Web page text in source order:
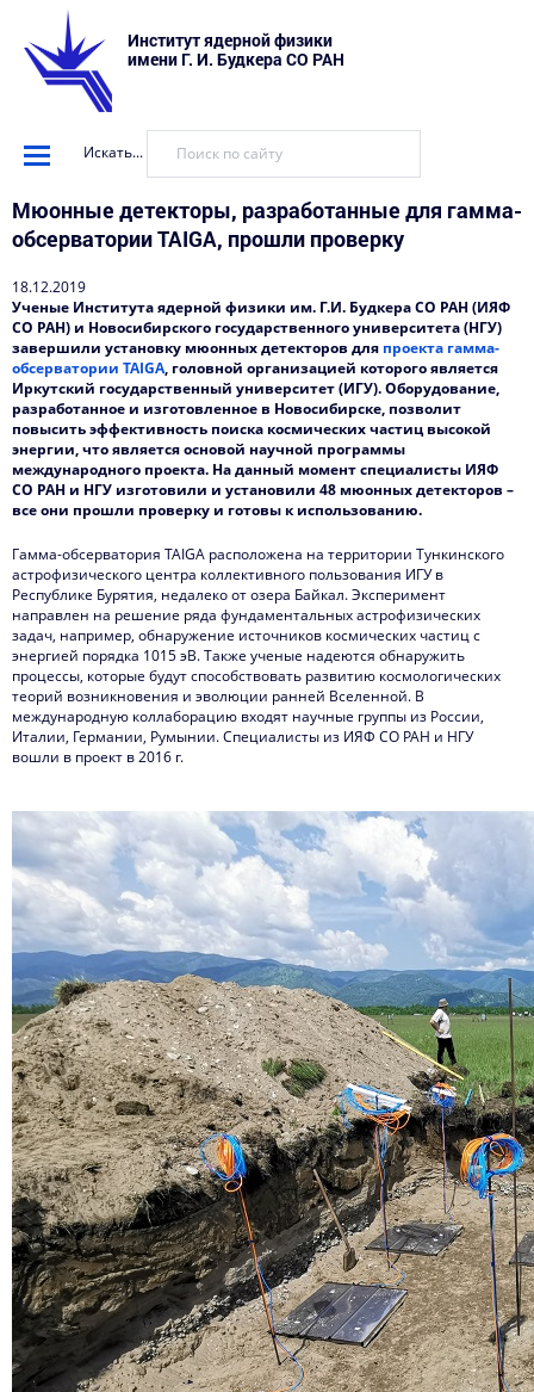
Институт ядерной физики
имени Г. И. Будкера СО РАН
Искать...
Мюонные детекторы, разработанные для гамма-
обсерватории TAIGA, прошли проверку
18.12.2019
Ученые Института ядерной физики им. Г.И. Будкера СО РАН (ИЯФ
СО РАН) и Новосибирского государственного университета (НГУ)
завершили установку мюонных детекторов для проекта гамма-
обсерватории TAIGA, головной организацией которого является
Иркутский государственный университет (ИГУ). Оборудование,
разработанное и изготовленное в Новосибирске, позволит
повысить эффективность поиска космических частиц высокой
энергии, что является основой научной программы
международного проекта. На данный момент специалисты ИЯФ
СО РАН и НГУ изготовили и установили 48 мюонных детекторов –
все они прошли проверку и готовы к использованию.
Гамма-обсерватория TAIGA расположена на территории Тункинского
астрофизического центра коллективного пользования ИГУ в
Республике Бурятия, недалеко от озера Байкал. Эксперимент
направлен на решение ряда фундаментальных астрофизических
задач, например, обнаружение источников космических частиц с
энергией порядка 1015 эВ. Также ученые надеются обнаружить
процессы, которые будут способствовать развитию космологических
теорий возникновения и эволюции ранней Вселенной. В
международную коллаборацию входят научные группы из России,
Италии, Германии, Румынии. Специалисты из ИЯФ СО РАН и НГУ
вошли в проект в 2016 г.